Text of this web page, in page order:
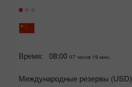
Время: 08:00 07 часов 19 мин.
Международные резервы (USD)